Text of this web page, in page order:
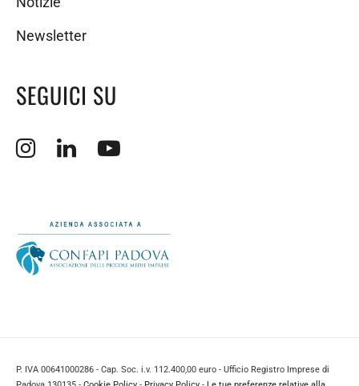
Newsletter
SEGUICI SU
Apertura sito esterno in nuova finestra.
Apertura sito esterno in nuova finestra.
Apertura sito esterno in nuova finestra.
P. IVA 00641000286 - Cap. Soc. i.v. 112.400,00 euro - Ufficio Registro Imprese di